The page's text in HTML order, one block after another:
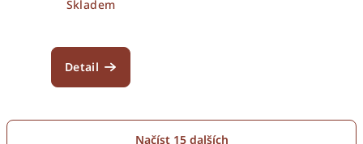
Skladem
Detail
Načíst 15 dalších